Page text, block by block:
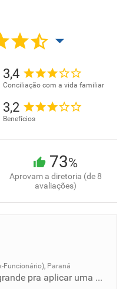
3,4
Conciliação com a vida familiar
3,2
Benefícios
73%
Aprovam a diretoria (de 8
avaliações)
Funcionário), Paraná
Empresa boa, porém muito grande pra aplicar uma cultura bem estruturada. Falta gestores dentro do perfil cultural confor...